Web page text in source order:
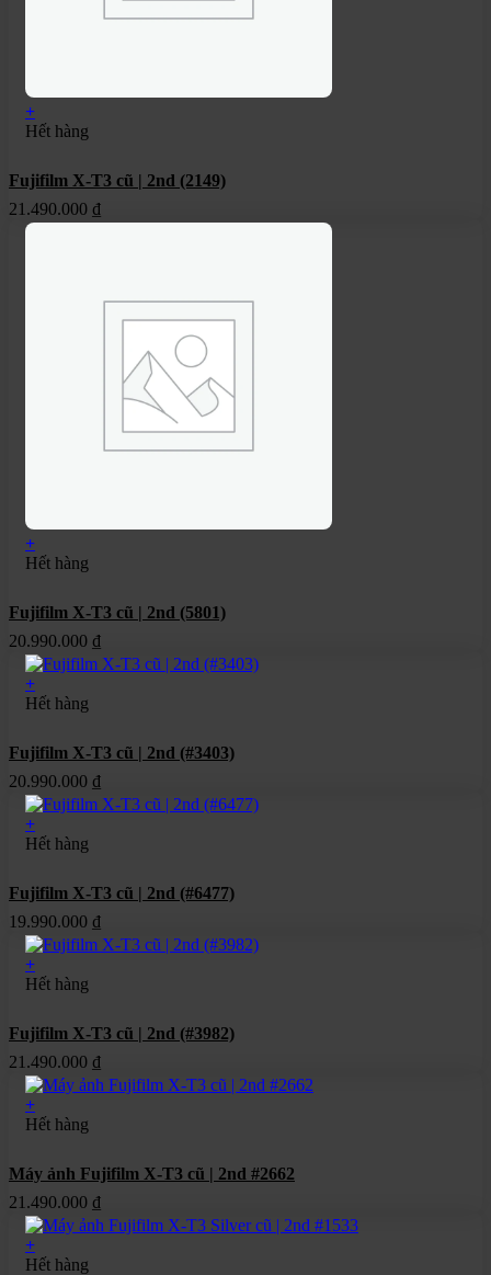
+
Hết hàng
Fujifilm X-T3 cũ | 2nd (2149)
21.490.000 ₫
+
Hết hàng
Fujifilm X-T3 cũ | 2nd (5801)
20.990.000 ₫
+
Hết hàng
Fujifilm X-T3 cũ | 2nd (#3403)
20.990.000 ₫
+
Hết hàng
Fujifilm X-T3 cũ | 2nd (#6477)
19.990.000 ₫
+
Hết hàng
Fujifilm X-T3 cũ | 2nd (#3982)
21.490.000 ₫
+
Hết hàng
Máy ảnh Fujifilm X-T3 cũ | 2nd #2662
21.490.000 ₫
+
Hết hàng